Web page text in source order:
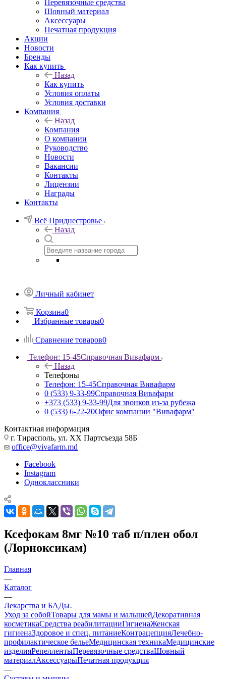
Перевязочные средства
Шовный материал
Аксессуары
Печатная продукция
Акции
Новости
Бренды
Как купить
Назад
Как купить
Условия оплаты
Условия доставки
Компания
Назад
Компания
О компании
Руководство
Новости
Вакансии
Контакты
Лицензии
Награды
Контакты
Всё Приднестровье
Назад
Личный кабинет
Корзина0
Избранные товары0
Сравнение товаров0
Телефон: 15-45Справочная Вивафарм
Назад
Телефоны
Телефон: 15-45Справочная Вивафарм
0 (533) 9-33-99Справочная Вивафарм
+373 (533) 9-33-99Для звонков из-за рубежа
0 (533) 6-22-20Офис компании "Вивафарм"
Контактная информация
г. Тирасполь, ул. ХХ Партсъезда 58Б
office@vivafarm.md
Facebook
Instagram
Одноклассники
Ксефокам 8мг №10 таб п/плен обол
(Лорноксикам)
Главная
—
Каталог
—
Лекарства и БАДы
Уход за собойТовары для мамы и малышейДекоративная
косметикаСредства реабилитацииГигиенаЖенская
гигиенаЗдоровое и спец. питаниеКонтрацепцияЛечебно-
профилактическое бельеМедицинская техникаМедицинские
изделияРепеллентыПеревязочные средстваШовный
материалАксессуарыПечатная продукция
—